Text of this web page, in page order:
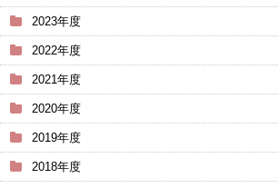
2023年度
2022年度
2021年度
2020年度
2019年度
2018年度